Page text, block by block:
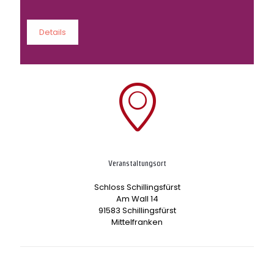
Details
Veranstaltungsort
Schloss Schillingsfürst
Am Wall 14
91583 Schillingsfürst
Mittelfranken